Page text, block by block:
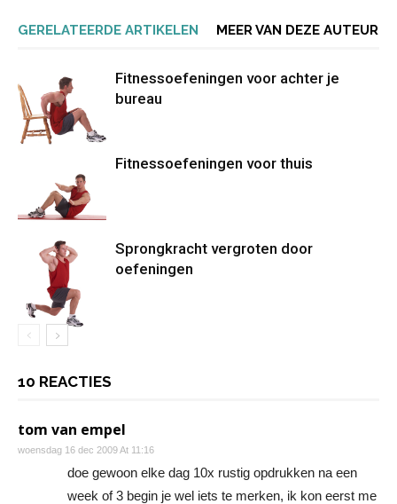
GERELATEERDE ARTIKELEN MEER VAN DEZE AUTEUR
Fitnessoefeningen voor achter je
bureau
Fitnessoefeningen voor thuis
Sprongkracht vergroten door
oefeningen
10 REACTIES
tom van empel
woensdag 16 dec 2009 At 11:16
doe gewoon elke dag 10x rustig opdrukken na een
week of 3 begin je wel iets te merken, ik kon eerst me